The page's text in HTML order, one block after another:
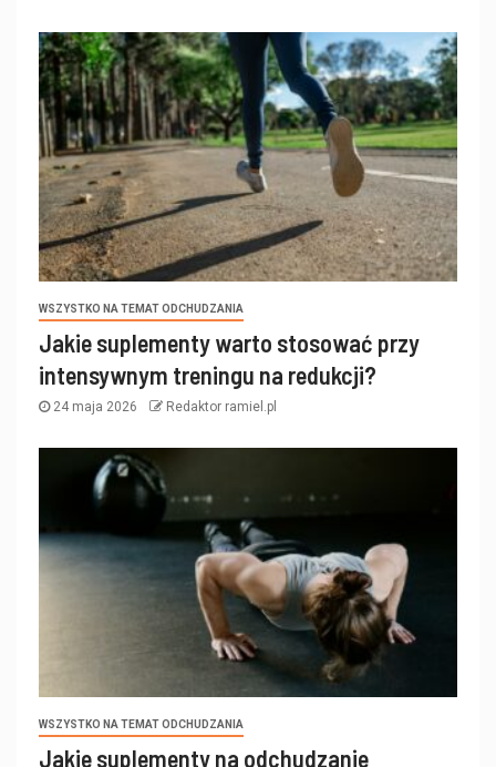
WSZYSTKO NA TEMAT ODCHUDZANIA
Jakie suplementy warto stosować przy
intensywnym treningu na redukcji?
24 maja 2026 Redaktor ramiel.pl
WSZYSTKO NA TEMAT ODCHUDZANIA
Jakie suplementy na odchudzanie